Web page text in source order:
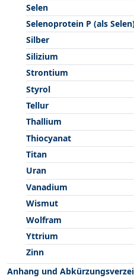
Selen
Selenoprotein P (als
Silber
Silizium
Strontium
Styrol
Tellur
Thallium
Thiocyanat
Titan
Uran
Vanadium
Wismut
Wolfram
Yttrium
Zinn
Anhang und